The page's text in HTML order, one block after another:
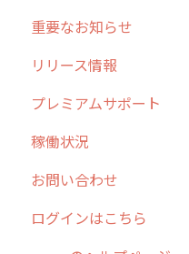
メンテナンス
外廻り営業
清掃
不動産
重要なお知らせ
過去の重要なお知らせ
障害情報
リリース情報
リリース
2026年のリリース情報
2025年のリリース情報
2024年のリリース情報
プレミアムサポート
稼働状況
お問い合わせ
ログインはこちら